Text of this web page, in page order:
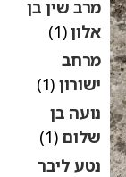
מרב שין בן
אלון(1)
מרחב
ישורון(1)
נועה בן
שלום(1)
נטע ליבר